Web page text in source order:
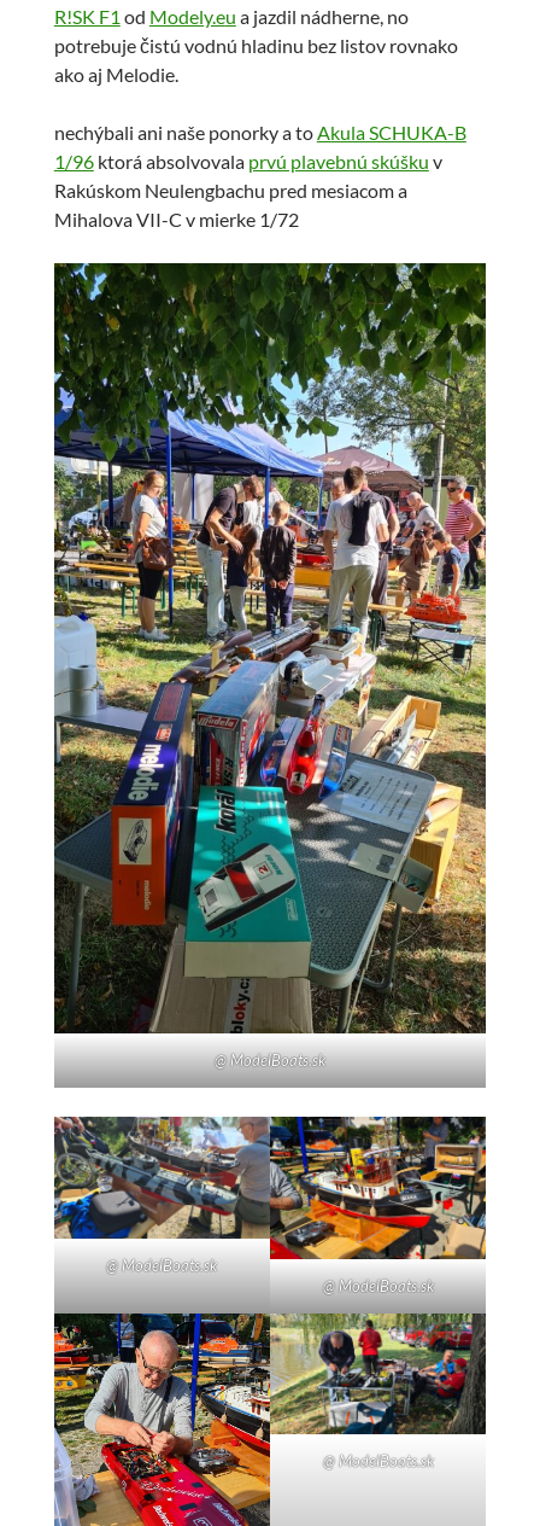
R!SK F1 od Modely.eu a jazdil nádherne, no
potrebuje čistú vodnú hladinu bez listov rovnako
ako aj Melodie.
nechýbali ani naše ponorky a toAkula SCHUKA-B
1/96ktorá absolvovala prvú plavebnú skúšku v
Rakúskom Neulengbachu pred mesiacom a
Mihalova VII-C v mierke 1/72
@ ModelBoats.sk
@ ModelBoats.sk
@ ModelBoats.sk
@ ModelBoats.sk